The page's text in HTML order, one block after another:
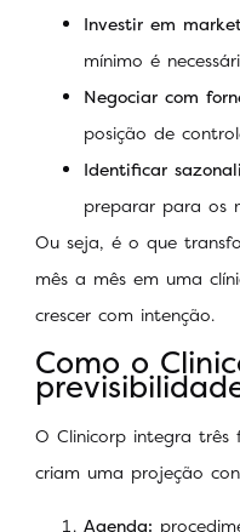
Investir em
mínimo é
Negociar com
posição de
Identificar
preparar para os
Ou seja, é o que
mês a mês em uma
crescer com intenção.
Como o
O Clinicorp integra três
criam uma projeção
Agenda: